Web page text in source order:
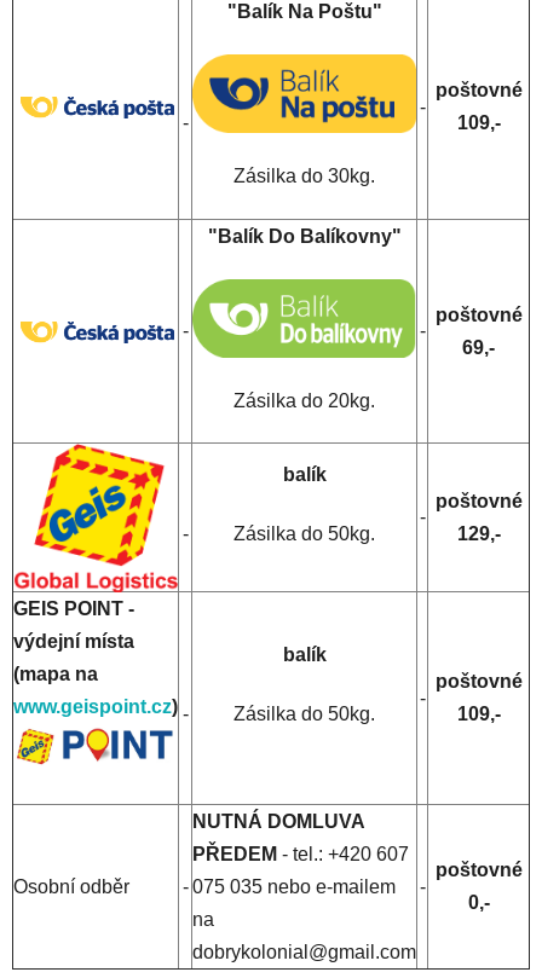
-
"Balík Na Poštu"
Zásilka do 30kg.
-
poštovné
109,-
-
"Balík Do Balíkovny"
Zásilka do 20kg.
-
poštovné
69,-
-
balík
Zásilka do 50kg.
-
poštovné
129,-
GEIS POINT -
výdejní místa
(mapa na
www.geispoint.cz) -
balík
Zásilka do 50kg.
-
poštovné
109,-
Osobní odběr -
NUTNÁ DOMLUVA
PŘEDEM - tel.: +420 607
075 035 nebo e-mailem
na
dobrykolonial@gmail.com
-
poštovné
0,-